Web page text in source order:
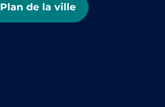
Plan de la ville